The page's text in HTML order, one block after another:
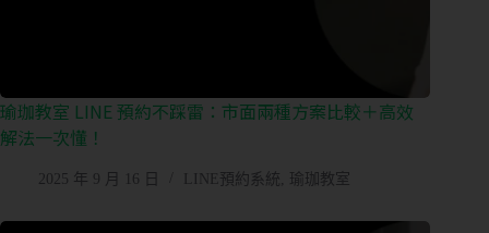
瑜珈教室 LINE 預約不踩雷：市面兩種方案比較＋高效
解法一次懂！
2025 年 9 月 16 日 LINE預約系統, 瑜珈教室